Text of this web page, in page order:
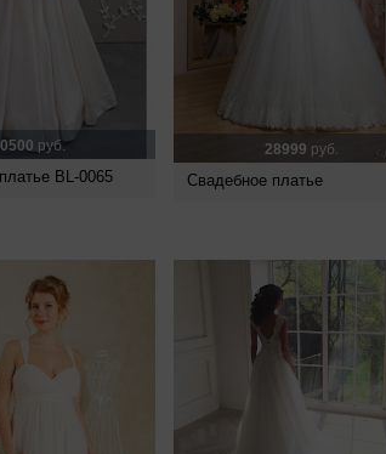
руб.
BL-0065
28999 руб.
Свадебное платье